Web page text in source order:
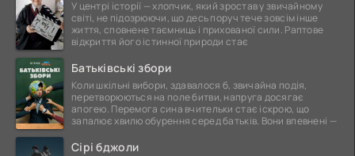
У центрі історії — хлопчик, який зростав у звичайному
світі, не підозрюючи, що десь поруч тече зовсім інше
життя, сповнене таємниць і прихованої сили. Раптове
відкриття його істинної природи стає
Батьківські збори
Коли шкільні вибори, здавалося б, звичайна подія,
перетворюються на поле битви, напруга досягає
апогею. Перемога сина вчительки стає іскрою, що
запалює хвилю обурення серед батьків. Вони впевнені —
Сірі бджоли